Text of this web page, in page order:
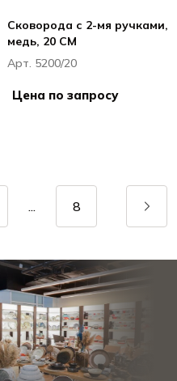
Сковорода с 2-мя ручками,
медь, 20 CM
Арт. 5200/20
Цена по запросу
... 8